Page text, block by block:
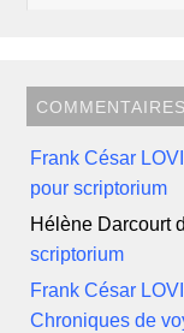
Frank César
pour scriptorium
Hélène Darcourt
scriptorium
Frank César
Chroniques de